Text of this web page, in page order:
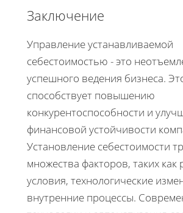
Заключение
Управление устанавливаемой
себестоимостью - это
успешного ведения бизнеса.
способствует повышению
конкурентоспособности и
финансовой устойчивости
Установление себестоимости
множества факторов, таких
условия, технологические
внутренние процессы.